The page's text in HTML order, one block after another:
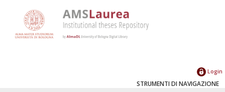
Login
STRUMENTI DI NAVIGAZIONE